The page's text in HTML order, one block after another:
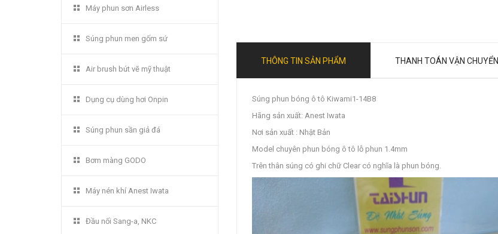
THÔNG TIN SẢN PHẨM THANH TOÁN VẬN CHUYỂN
Súng phun bóng ô tô Kiwami1-14B8
Hãng sản xuất: Anest Iwata
Nơi sản xuất : Nhật Bản
Model chuyên phun bóng ô tô lỗ phun 1.4mm
Trên thân súng có ghi chữ Clear có nghĩa là phun bóng.
Máy phun sơn Airless
Súng phun men gốm sứ
Air brush bút vẽ mỹ thuật
Dụng cụ dùng hơi Onpin
Súng phun sần giả đá
Bơm màng GODO
Máy nén khí Anest Iwata
Đầu nối Sang-a, NKC